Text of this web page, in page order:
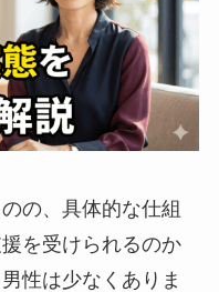
の、具体的な仕組
を受けられるのか
性は少なくありま